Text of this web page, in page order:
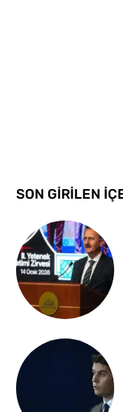
SON GİRİLEN